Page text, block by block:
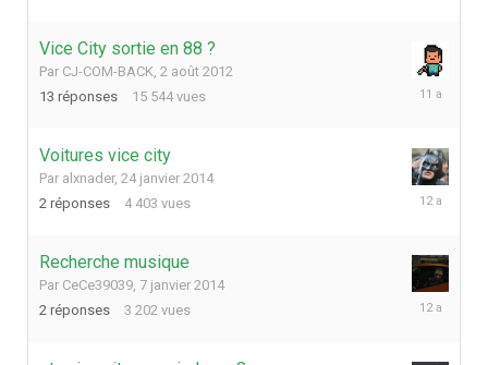
Vice City sortie en 88 ?
Par CJ-COM-BACK, 2 août 2012
13 réponses 15 544 vues
25
Voitures vice city
Par alxnader, 24 janvier 2014
2 réponses 4 403 vues
12
Recherche musique
Par CeCe39039, 7 janvier 2014
2 réponses 3 202 vues